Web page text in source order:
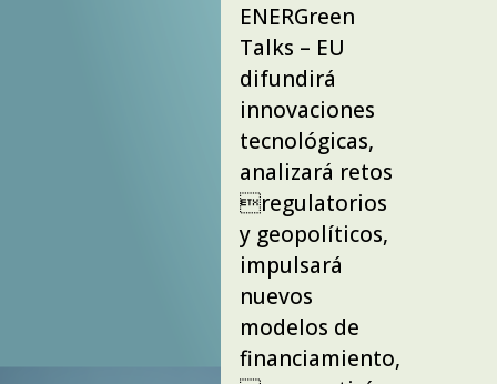
ENERGreen
Talks – EU
difundirá
innovaciones
tecnológicas,
analizará retos
regulatorios
y geopolíticos,
impulsará
nuevos
modelos de
financiamiento,